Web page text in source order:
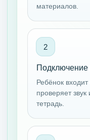
материалов.
Подключение
Ребёнок входит
проверяет звук
тетрадь.